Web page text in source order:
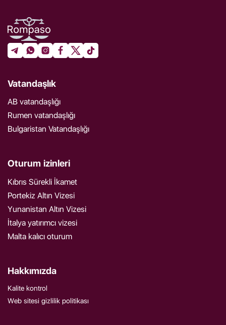
Vatandaşlık
AB vatandaşlığı
Rumen vatandaşlığı
Bulgaristan Vatandaşlığı
Oturum izinleri
Kıbrıs Sürekli İkamet
Portekiz Altın Vizesi
Yunanistan Altın Vizesi
İtalya yatırımcı vizesi
Malta kalıcı oturum
Hakkımızda
Kalite kontrol
Web sitesi gizlilik politikası